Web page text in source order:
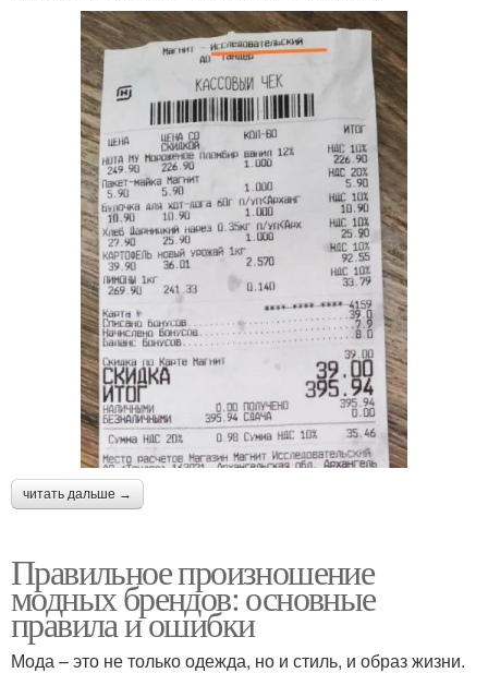
читать дальше →
Правильное произношение
модных брендов: основные
правила и ошибки
Мода – это не только одежда, но и стиль, и образ жизни.